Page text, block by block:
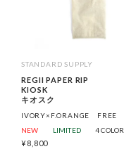
STANDARD SUPPLY
REGII PAPER RIP
KIOSK
キオスク
IVORY×F.ORANGE
FREE
NEW
LIMITED 4 COLOR
¥8,800